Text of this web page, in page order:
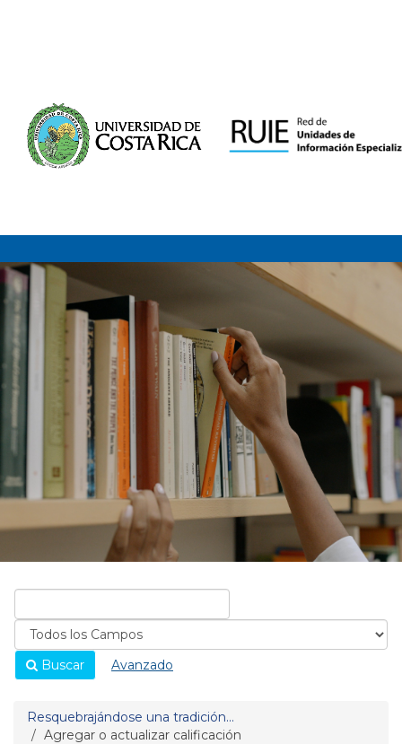
Buscar Avanzado
Resquebrajándose una tradición...
Agregar o actualizar calificación